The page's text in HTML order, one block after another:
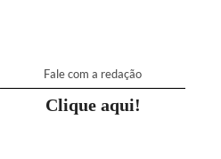
Fale com a redação
Clique aqui!